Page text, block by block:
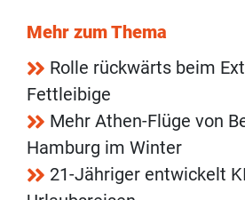
Mehr zum Thema
Rolle rückwärts beim
Fettleibige
Mehr Athen-Flüge von
Hamburg im Winter
21-Jähriger entwickelt